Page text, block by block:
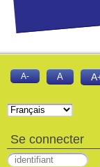
A- A
Se connecter